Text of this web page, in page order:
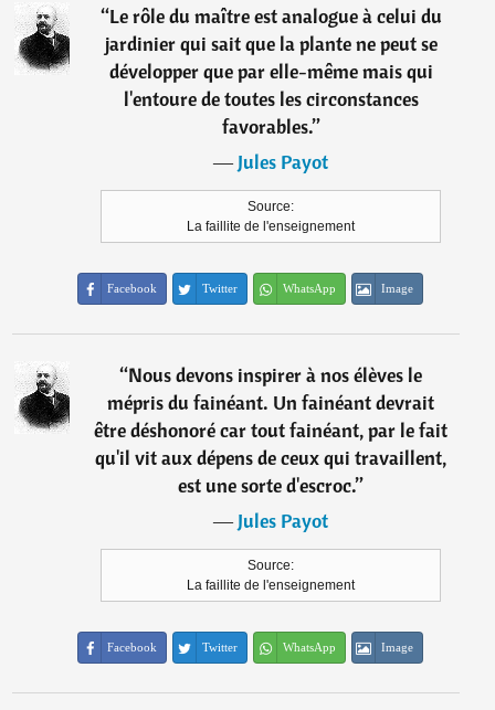
“Le rôle du maître est analogue à celui du
jardinier qui sait que la plante ne peut se
développer que par elle-même mais qui
l'entoure de toutes les circonstances
favorables.”
―Jules Payot
Source:
La faillite de l'enseignement
Facebook Twitter WhatsApp Image
“Nous devons inspirer à nos élèves le
mépris du fainéant. Un fainéant devrait
être déshonoré car tout fainéant, par le fait
qu'il vit aux dépens de ceux qui travaillent,
est une sorte d'escroc.”
―Jules Payot
Source:
La faillite de l'enseignement
Facebook Twitter WhatsApp Image